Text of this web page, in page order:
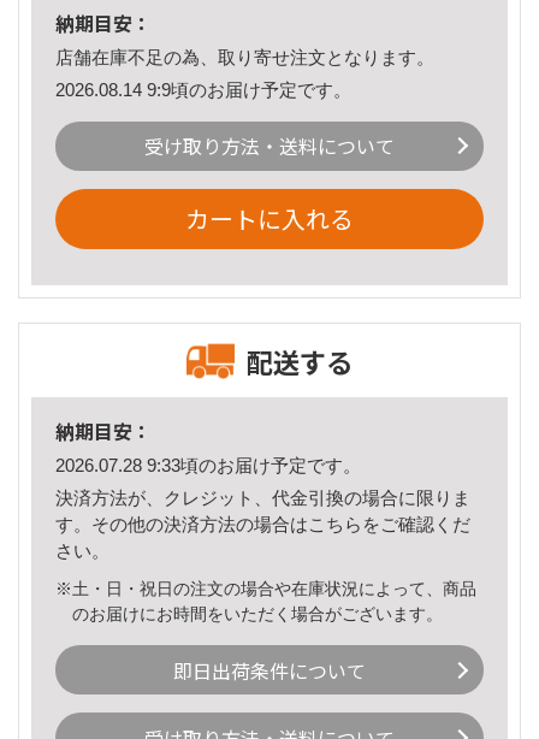
納期目安：
店舗在庫不足の為、取り寄せ注文となります。
2026.08.14 9:9頃のお届け予定です。
受け取り方法・送料について
カートに入れる
配送する
納期目安：
2026.07.28 9:33頃のお届け予定です。
決済方法が、クレジット、代金引換の場合に限りま
す。その他の決済方法の場合はこちら をご確認くだ
さい。
※土・日・祝日の注文の場合や在庫状況によって、商品
のお届けにお時間をいただく場合がございます。
即日出荷条件について